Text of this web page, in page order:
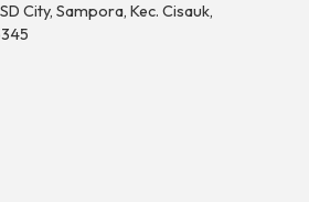
City, Sampora, Kec. Cisauk,